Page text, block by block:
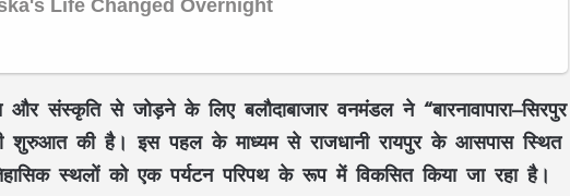
औरसंस्कृतिसे जोड़ने के लिएबलौदाबाजार वनमंडलने“बारनावापारा–सिरपुर
शुरुआत की है। इस पहल के माध्यम सेराजधानी रायपुरके आसपास स्थित
स्थलोंको एकपर्यटन परिपथके रूप में विकसित किया जा रहा है।